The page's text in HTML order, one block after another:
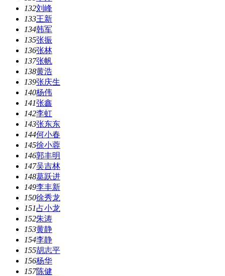
132刘峰
133王新
134韩军
135张振
136张林
137张帆
138黄浩
139张庆生
140杨伟
141张鑫
142李虹
143张东东
144何小春
145徐小蓉
146郭丰明
147吴吉林
148葛跃进
149李丰新
150徐秀龙
151占小龙
152朱涛
153黄静
154李静
155胡志平
156杨华
157陈健